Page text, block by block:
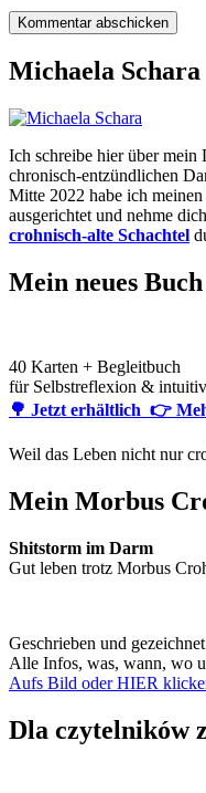
Michaela Schara
Ich schreibe hier über mein
chronisch-entzündlichen
Mitte 2022 habe ich
ausgerichtet und nehme
crohnisch-alte Schachtel
Mein neues
40 Karten + Begleitbuch
für Selbstreflexion &
🌳 Jetzt erhältlich 👉
Weil das Leben nicht nur
Mein Morbus
Shitstorm im Darm
Gut leben trotz Morbus
Geschrieben und
Alle Infos, was, wann, wo
Aufs Bild oder HIER
Dla czytelników